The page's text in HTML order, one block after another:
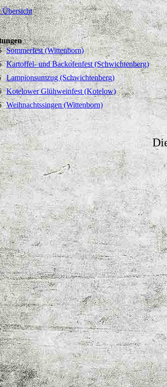
Übersicht
Sommerfest (Wittenborn)
Kartoffel- und Backofenfest (Schwichtenberg)
Lampionsumzug (Schwichtenberg)
Kotelower Glühweinfest (Kotelow)
Weihnachtssingen (Wittenborn)